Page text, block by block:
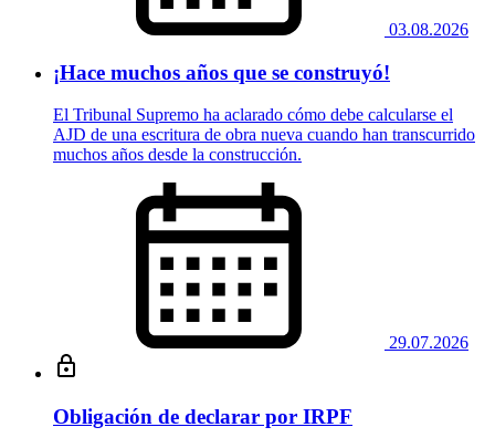
03.08.2026
¡Hace muchos años que se construyó!
El Tribunal Supremo ha aclarado cómo debe calcularse el
AJD de una escritura de obra nueva cuando han transcurrido
muchos años desde la construcción.
29.07.2026
Obligación de declarar por IRPF